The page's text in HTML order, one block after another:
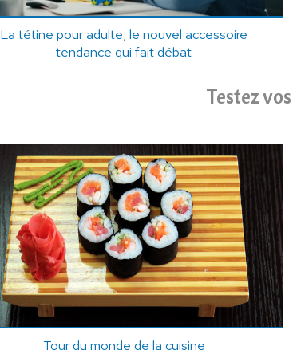
La tétine pour adulte, le nouvel accessoire
tendance qui fait débat
Testez
Tour du monde de la cuisine